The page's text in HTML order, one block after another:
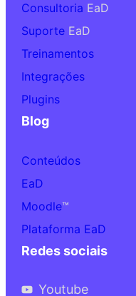
Consultoria EaD
Suporte EaD
Treinamentos
Integrações
Plugins
Blog
Conteúdos
EaD
Moodle™
Plataforma EaD
Redes sociais
Youtube